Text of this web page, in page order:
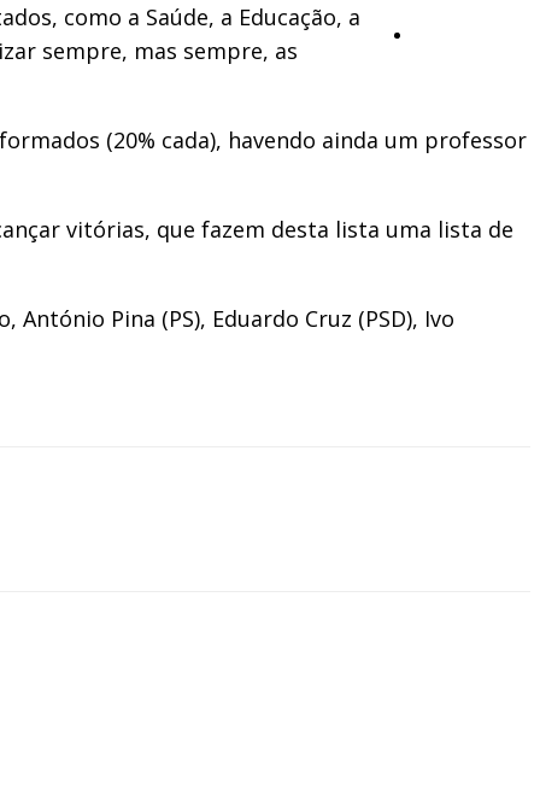
como a Saúde, a Educação, a
sempre, mas sempre, as
(20% cada), havendo ainda um professor
vitórias, que fazem desta lista uma lista de
Pina (PS), Eduardo Cruz (PSD), Ivo